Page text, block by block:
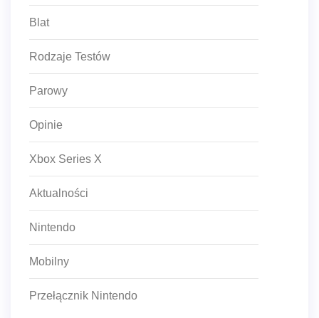
Blat
Rodzaje Testów
Parowy
Opinie
Xbox Series X
Aktualności
Nintendo
Mobilny
Przełącznik Nintendo